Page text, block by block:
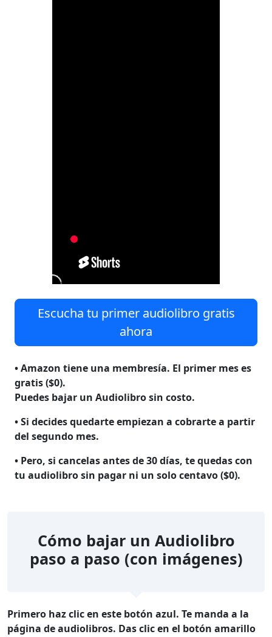
Escucha tu primer audiolibro gratis
ahora
• Amazon tiene una membresía. El primer mes es
gratis ($0).
Puedes bajar un Audiolibro sin costo.
• Si decides quedarte empiezan a cobrarte a partir
del segundo mes.
• Pero, si cancelas antes de 30 días, te quedas con
tu audiolibrosin pagar ni un solo centavo ($0).
Cómo bajar un Audiolibro
paso a paso (con imágenes)
Primero haz clic en este botón azul. Te manda a la
página de audiolibros. Das clic en el botón amarillo